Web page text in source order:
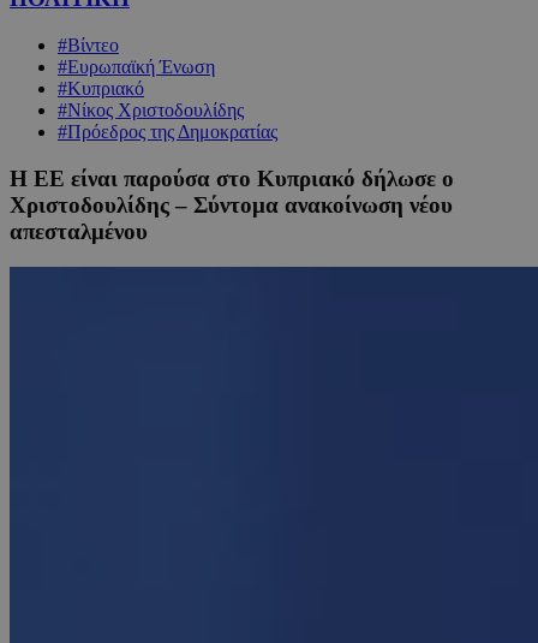
#Βίντεο
#Ευρωπαϊκή Ένωση
#Κυπριακό
#Νίκος Χριστοδουλίδης
#Πρόεδρος της Δημοκρατίας
Η ΕΕ είναι παρούσα στο Κυπριακό δήλωσε ο
Χριστοδουλίδης – Σύντομα ανακοίνωση νέου
απεσταλμένου